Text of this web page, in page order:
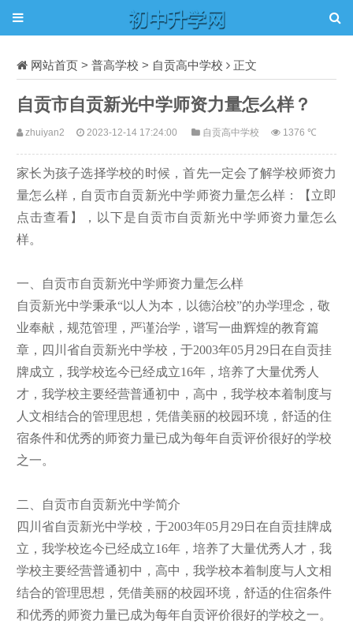
网站首页 > 普高学校 > 自贡高中学校 正文
自贡市自贡新光中学师资力量怎么样？
zhuiyan2 2023-12-14 17:24:00 自贡高中学校 1376 ℃
家长为孩子选择学校的时候，首先一定会了解学校师资力
量怎么样，自贡市自贡新光中学师资力量怎么样：【立即
点击查看】，以下是自贡市自贡新光中学师资力量怎么
样。
一、自贡市自贡新光中学师资力量怎么样
自贡新光中学秉承“以人为本，以德治校”的办学理念，敬
业奉献，规范管理，严谨治学，谱写一曲辉煌的教育篇
章，四川省自贡新光中学校，于2003年05月29日在自贡挂
牌成立，我学校迄今已经成立16年，培养了大量优秀人
才，我学校主要经营普通初中，高中，我学校本着制度与
人文相结合的管理思想，凭借美丽的校园环境，舒适的住
宿条件和优秀的师资力量已成为每年自贡评价很好的学校
之一。
二、自贡市自贡新光中学简介
四川省自贡新光中学校，于2003年05月29日在自贡挂牌成
立，我学校迄今已经成立16年，培养了大量优秀人才，我
学校主要经营普通初中，高中，我学校本着制度与人文相
结合的管理思想，凭借美丽的校园环境，舒适的住宿条件
和优秀的师资力量已成为每年自贡评价很好的学校之一。